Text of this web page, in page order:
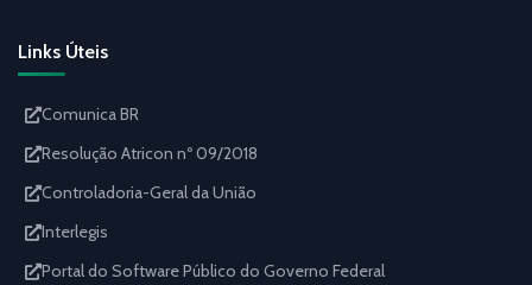
Links Úteis
Comunica BR
Resolução Atricon nº 09/2018
Controladoria-Geral da União
Interlegis
Portal do Software Público do Governo Federal